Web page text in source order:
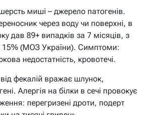
миші – джерело патогенів.
через воду чи поверхні, в
дав 89+ випадків за 7 місяців, з
15% (МОЗ України). Симптоми:
недостатність, кровотечі.
фекалій вражає шлунок,
Алергія на білки в сечі провокує
перегризені дроти, подерт